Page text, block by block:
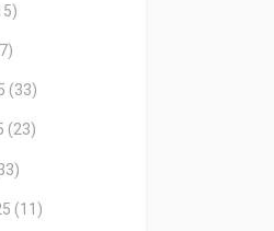
(33)
(23)
(11)